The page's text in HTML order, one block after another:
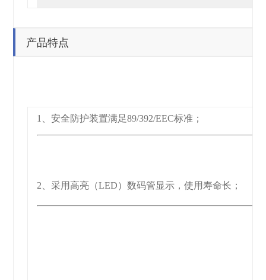
产品特点
1、安全防护装置满足89/392/EEC标准；
2、采用高亮（LED）数码管显示，使用寿命长；